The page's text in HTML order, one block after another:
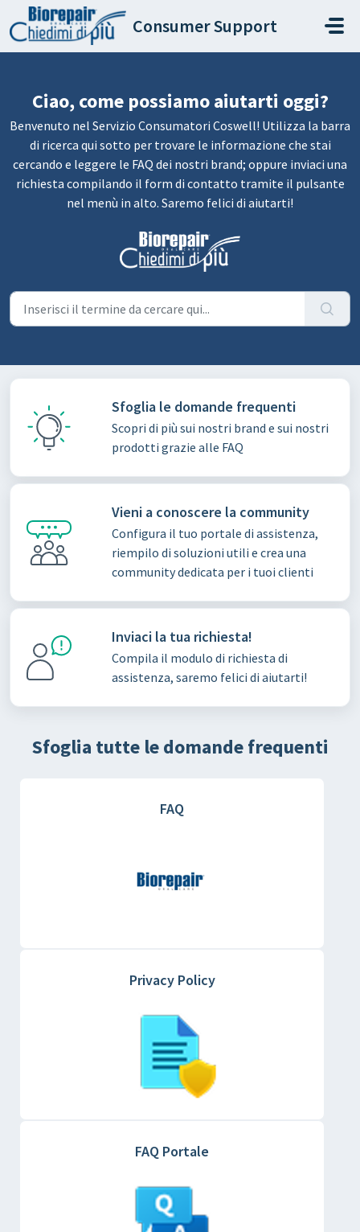
Salta al contenuto principale
Consumer Support
Ciao, come possiamo aiutarti oggi?
Benvenuto nel Servizio Consumatori Coswell! Utilizza la barra
di ricerca qui sotto per trovare le informazione che stai
cercando e leggere le FAQ dei nostri brand; oppure inviaci una
richiesta compilando il form di contatto tramite il pulsante
nel menù in alto. Saremo felici di aiutarti!
Sfoglia le domande frequenti
Scopri di più sui nostri brand e sui nostri
prodotti grazie alle FAQ
Vieni a conoscere la community
Configura il tuo portale di assistenza,
riempilo di soluzioni utili e crea una
community dedicata per i tuoi clienti
Inviaci la tua richiesta!
Compila il modulo di richiesta di
assistenza, saremo felici di aiutarti!
Sfoglia tutte le domande frequenti
FAQ
Privacy Policy
FAQ Portale